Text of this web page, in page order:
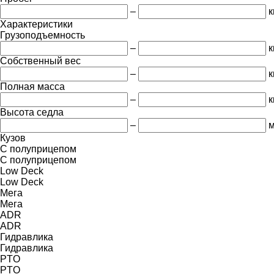
–
Характеристики
Грузоподъемность
–
Собственный вес
–
Полная масса
–
Высота седла
–
Кузов
С полуприцепом
С полуприцепом
Low Deck
Low Deck
Мега
Мега
ADR
ADR
Гидравлика
Гидравлика
PTO
PTO